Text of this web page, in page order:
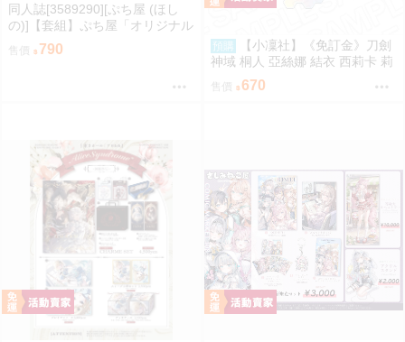
同人誌[3589290][ぷち屋 (ほし
の)]【套組】ぷち屋「オリジナル
本」セット (偽娘)
790 預購
【小凜社】《免訂金》刀劍
神域 桐人 亞絲娜 結衣 西莉卡 莉
茲貝特 crayon painting ver. 壓克
力立牌
670